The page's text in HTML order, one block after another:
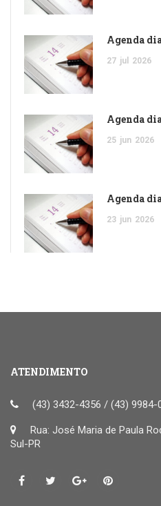
Agenda
27 jul 2026
Agenda
25 jun 2026
Agenda
23 jun 2026
ATENDIMENTO
(43) 3432-4356 / (43) 9984-
Rua: José Maria de Paula
Sul-PR